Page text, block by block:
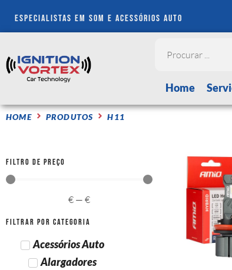
especialistas em som e acessórios auto
Home
HOME PRODUTOS H11
Filtro de Preço
€ — €
Filtrar por Categoria
Acessórios Auto
Alargadores